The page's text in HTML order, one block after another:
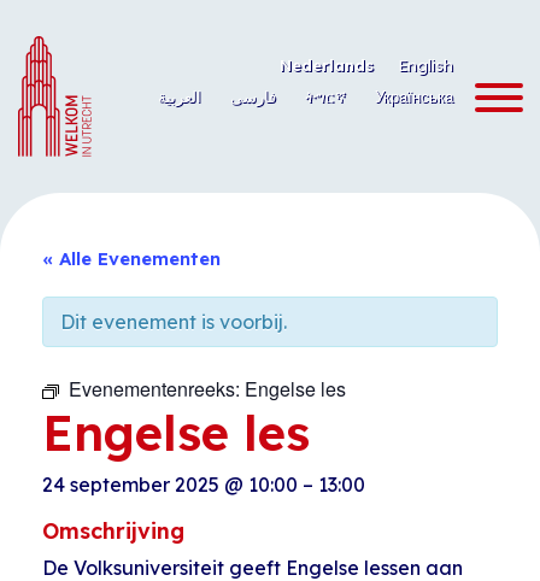
naar
de
inhoud
Nederlands
English
العربية
فارسی ትግርኛ Українська
« Alle Evenementen
Dit evenement is voorbij.
Evenementenreeks: Engelse les
Engelse les
24 september 2025 @ 10:00 – 13:00
Omschrijving
De Volksuniversiteit geeft Engelse lessen aan